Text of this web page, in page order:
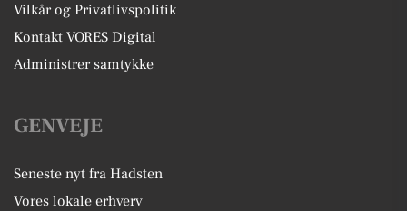
Vilkår og Privatlivspolitik
Kontakt VORES Digital
Administrer samtykke
GENVEJE
Seneste nyt fra Hadsten
Vores lokale erhverv